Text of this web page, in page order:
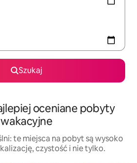
Szukaj
oceniane pobyty
wakacyjne
te miejsca na pobyt są wysoko
czystość i nie tylko.